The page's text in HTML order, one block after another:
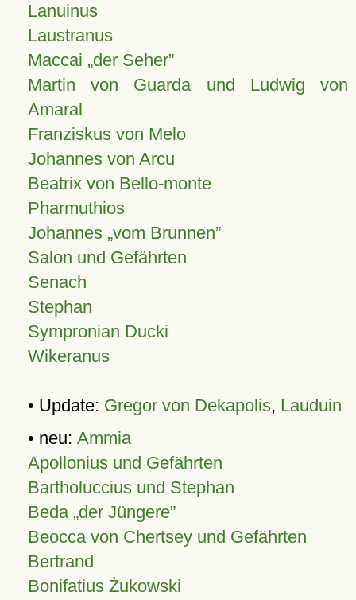
Lanuinus
Laustranus
Maccai „der Seher”
Martin von Guarda und Ludwig von
Amaral
Franziskus von Melo
Johannes von Arcu
Beatrix von Bello-monte
Pharmuthios
Johannes vom Brunnen
Salon und Gefährten
Senach
Stephan
Sympronian Ducki
Wikeranus
• Update: Gregor von Dekapolis, Lauduin
• neu: Ammia
Apollonius und Gefährten
Bartholuccius und Stephan
Beda „der Jüngere”
Beocca von Chertsey und Gefährten
Bertrand
Bonifatius Żukowski